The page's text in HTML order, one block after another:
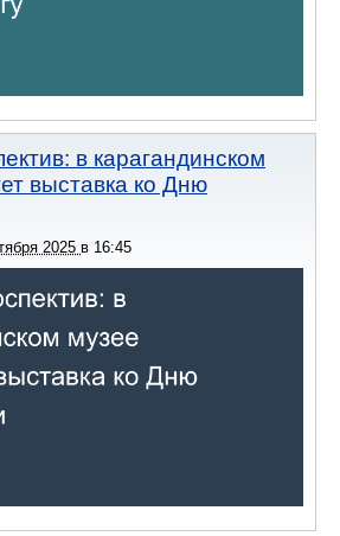
в карагандинском
выставка ко Дню
2025 в 16:45